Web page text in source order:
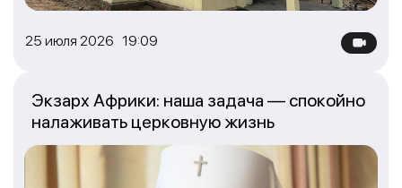
25 июля 2026 19:09
Экзарх Африки: наша задача — спокойно
налаживать церковную жизнь